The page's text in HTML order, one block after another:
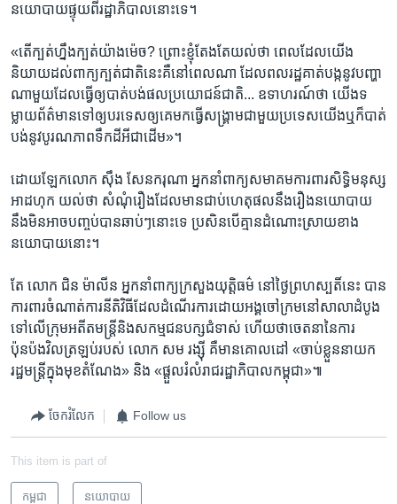
នយោបាយ​ផ្ទុយ​ពី​រដ្ឋាភិបាល​នោះ​ទេ។​
«តើ​ក្បត់​ហ្នឹង​ក្បត់​យ៉ាង​ម៉េច?​ ព្រោះ​ខ្ញុំ​តែង​តែ​យល់​ថា​ ពេល​ដែល​យើង​
និយាយ​ដល់​ពាក្យ​ក្បត់​ជាតិ​នេះ​គឺ​នៅ​ពេល​ណា​ ដែល​ពលរដ្ឋ​គាត់​បង្ក​នូវ​បញ្ហា​
ណា​មួយ​ដែល​ធ្វើ​ឲ្យ​បាត់​បង់​ផល​ប្រយោជន៍​ជាតិ​... ឧទាហរណ៍​ថា​ យើង​ទ
ម្លាយ​ព័ត៌មាន​ទៅ​ឲ្យ​បរទេស​ឲ្យ​គេ​មក​ធ្វើ​សង្គ្រាម​ជាមួយ​ប្រទេស​យើង​ឬ​ក៏​បាត់​
បង់​នូវ​បូរណភាព​ទឹក​ដី​អី​ជាដើម»។
ដោយឡែក​លោក​ ស៊ឹង សែនករុណា ​អ្នក​នាំ​ពាក្យ​សមាគម​ការពារ​សិទ្ធិមនុស្ស​
អាដហុក​ យល់​ថា​ សំណុំ​រឿង​ដែល​មាន​ជាប់​ហេតុផ​ល​នឹង​រឿង​នយោបាយ ​
នឹង​មិន​អាច​បញ្ចប់​បាន​ឆាប់ៗ​នោះ​ទេ ​ប្រសិន​បើ​គ្មាន​ដំណោះស្រាយ​ខាង​
នយោបាយ​នោះ។
តែ លោក ជិន ម៉ាលីន អ្នកនាំពាក្យ​ក្រសួង​យុត្តិធម៌ នៅ​ថ្ងៃ​ព្រហស្បតិ៍​នេះ បាន​
ការពារ​ចំណាត់ការ​នីតិវិធី​ដែល​ដំណើរការ​ដោយ​អង្គ​ចៅក្រម​នៅ​សាលា​ដំបូង
ទៅ​លើ​ក្រុម​អតីត​មន្ត្រី​និង​សកម្មជន​បក្ស​ជំទាស់ ហើយ​ថា​ចេតនា​នៃ​ការ
ប៉ុនប៉ង​វិល​ត្រឡប់​របស់ លោក សម រង្ស៊ី គឺ​មាន​គោលដៅ​ «ចាប់ខ្លួន​នាយក
រដ្ឋ​មន្រ្តី​ក្នុង​មុខ​តំណែង» ​និង​ «ផ្តួល​រំលំ​រាជ​រដ្ឋាភិបាលកម្ពុជា»៕
ចែករំលែក Follow us
This item is part of
កម្ពុជា នយោបាយ